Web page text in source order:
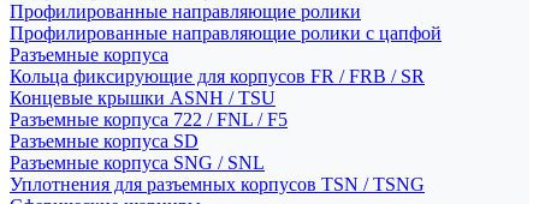
Профилированные направляющие ролики
Профилированные направляющие ролики с цапфой
Разъемные корпуса
Кольца фиксирующие для корпусов FR / FRB / SR
Концевые крышки ASNH / TSU
Разъемные корпуса 722 / FNL / F5
Разъемные корпуса SD
Разъемные корпуса SNG / SNL
Уплотнения для разъемных корпусов TSN / TSNG